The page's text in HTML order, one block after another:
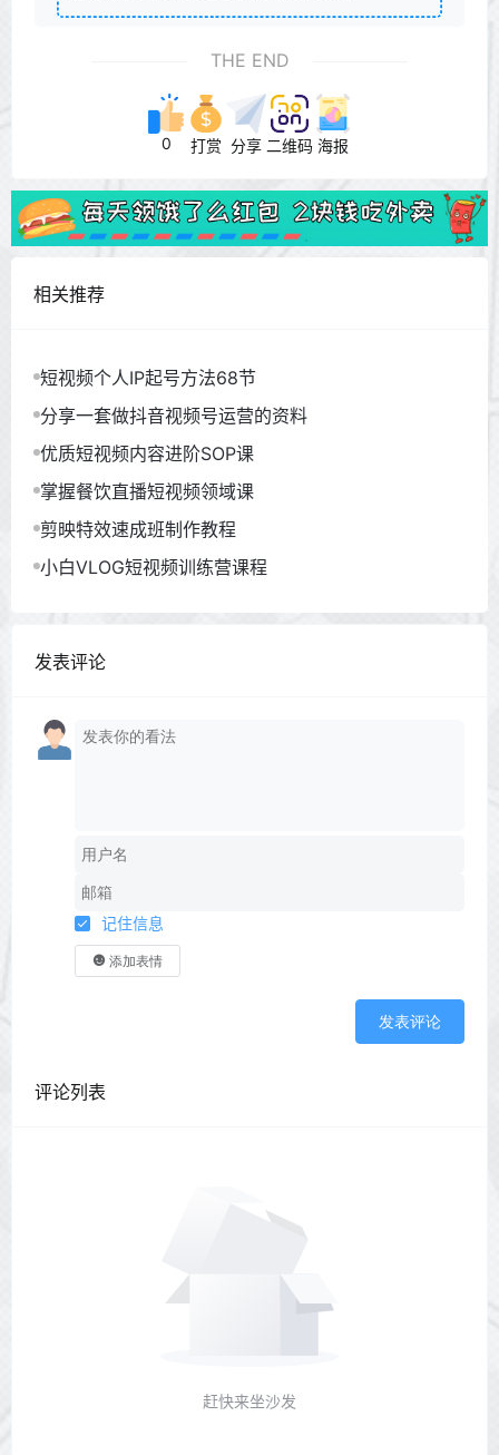
THE END
0 打赏 分享 二维码 海报
相关推荐
短视频个人IP起号方法68节
分享一套做抖音视频号运营的资料
优质短视频内容进阶SOP课
掌握餐饮直播短视频领域课
剪映特效速成班制作教程
小白VLOG短视频训练营课程
发表评论
记住信息
添加表情
发表评论
评论列表
赶快来坐沙发